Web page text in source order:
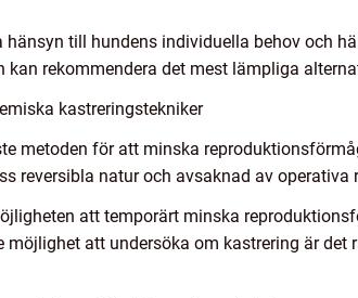
till hundens individuella behov och
rekommendera det mest lämpliga
kastreringstekniker
metoden för att minska
reversibla natur och avsaknad av operativa
att temporärt minska
att undersöka om kastrering är